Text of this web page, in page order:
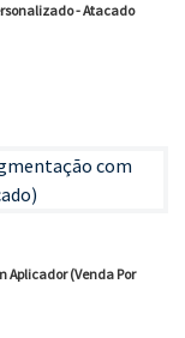
- Atacado
Aplicador (venda Por